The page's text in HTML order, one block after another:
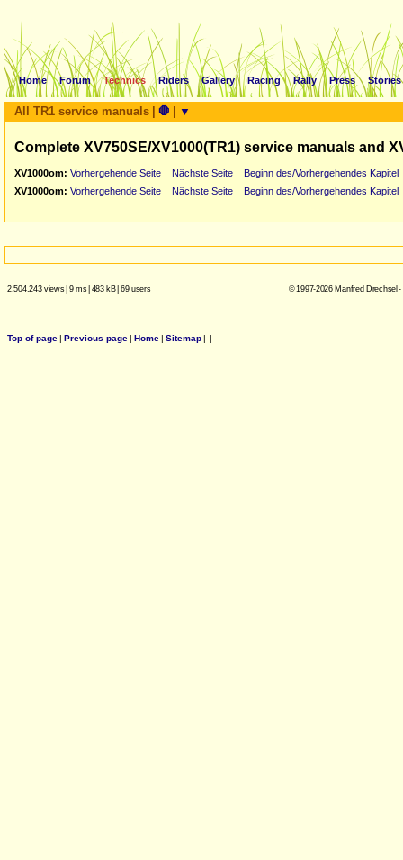
Home Forum Technics Riders Gallery Racing Rally Press Stories
All TR1 service manuals 🛑 ▼
Complete XV750SE/XV1000(TR1) service manuals and
XV1000om: Vorhergehende Seite Nächste Seite
Beginn des/Vorhergehendes Kapitel
XV1000om: Vorhergehende Seite Nächste Seite Beginn des/Vorhergehendes Kapitel
2.504.243 views| 9 ms| 483 kB| 69 users © 1997-2026 Manfred Drechsel
Top of page| Previous page| Home| Sitemap| |